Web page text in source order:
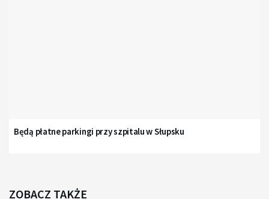
Będą płatne parkingi przy szpitalu w Słupsku
ZOBACZ TAKŻE